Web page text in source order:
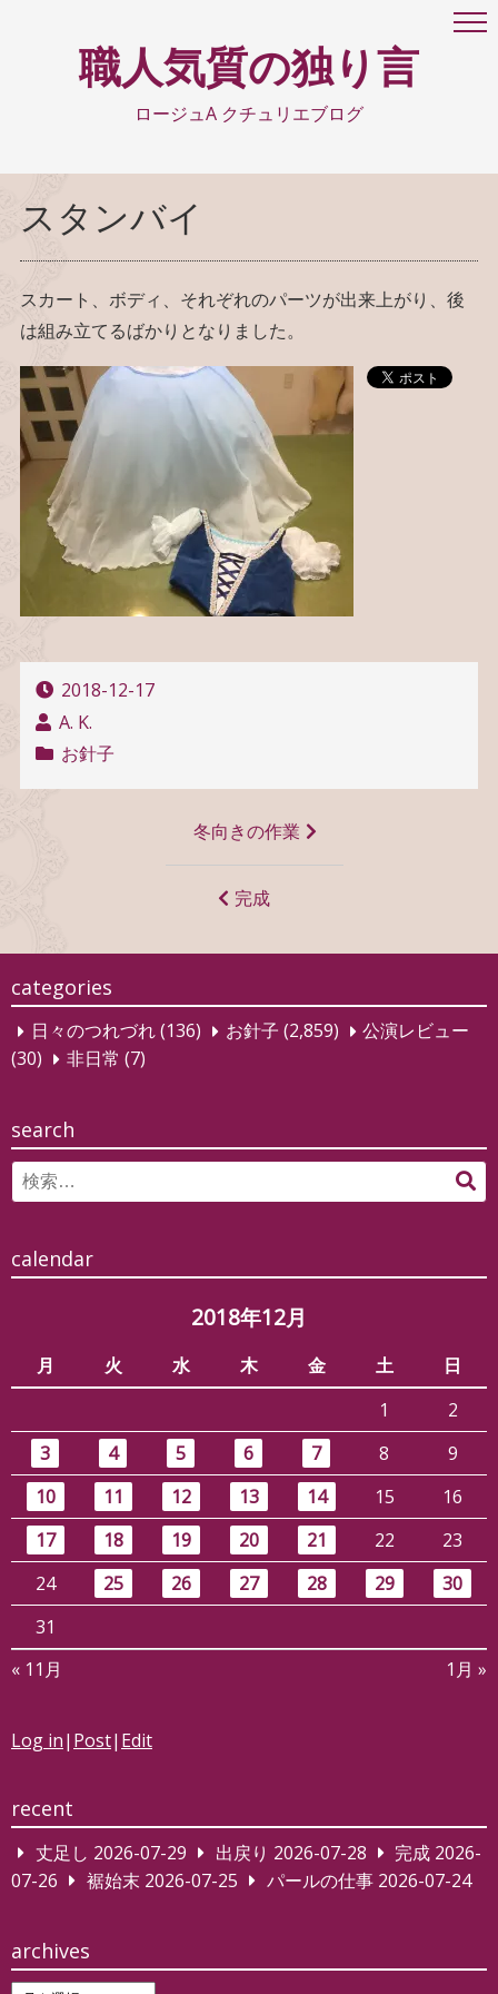
職人気質の独り言
ロージュA クチュリエブログ
スタンバイ
スカート、ボディ、それぞれのパーツが出来上がり、後
は組み立てるばかりとなりました。
2018-12-17
A. K.
お針子
ゲ
ー
シ
ョ
冬向きの作業
完成
categories
日々のつれづれ(136) お針子 (2,859)
公演レビュー
(30)
非日常 (7)
search
Search
for:
検
calendar
2018年12月
月 火 水 木 金 土
日
1
2
3
4 5 6 7 8
9
10
11 12 13 14 15
16
17
18 19 20 21 22
23
24
25 26 27 28 29
30
31
« 11月
1月 »
Log in| Post| Edit
recent
丈足し 2026-07-29 出戻り 2026-07-28 完成 2026-
07-26
裾始末 2026-07-25 パールの仕事 2026-07-24
archives